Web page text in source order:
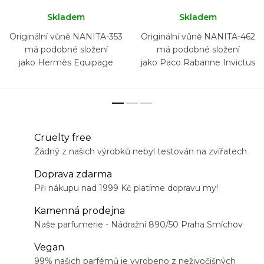
Skladem
Originální vůně NANITA-353
má podobné složení
jako Hermès Equipage
Skladem
Originální vůně NANITA-462
má podobné složení
jako Paco Rabanne Invictus
Cruelty free
Žádný z našich výrobků nebyl testován na zvířatech
Doprava zdarma
Při nákupu nad 1999 Kč platíme dopravu my!
Kamenná prodejna
Naše parfumerie - Nádražní 890/50 Praha Smíchov
Vegan
99% našich parfémů je vyrobeno z neživočišných